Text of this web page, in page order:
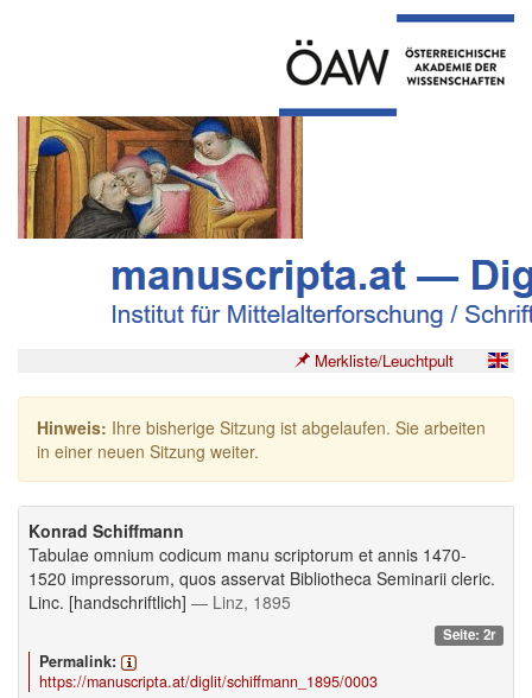
Merkliste/Leuchtpult
Hinweis: Ihre bisherige Sitzung ist abgelaufen. Sie arbeiten
in einer neuen Sitzung weiter.
Konrad Schiffmann
Tabulae omnium codicum manu scriptorum et annis 1470-
1520 impressorum, quos asservat Bibliotheca Seminarii cleric.
Linc. [handschriftlich] — Linz, 1895
Seite: 2r
Permalink:
https://manuscripta.at/diglit/schiffmann_1895/0003